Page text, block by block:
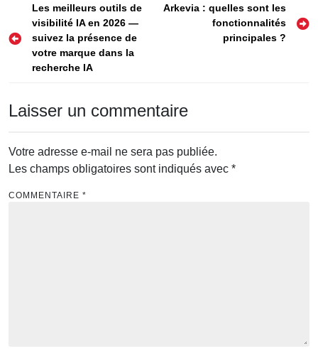
Navigation
de
l’article
Les meilleurs outils de
visibilité IA en 2026 —
suivez la présence de
votre marque dans la
recherche IA
Arkevia : quelles sont les
fonctionnalités
principales ?
Laisser un commentaire
Votre adresse e-mail ne sera pas publiée.
Les champs obligatoires sont indiqués avec *
COMMENTAIRE *